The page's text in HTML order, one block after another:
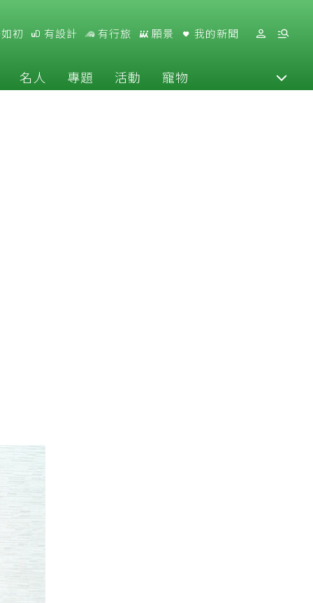
初 有設計 有行旅 願景 我的新聞
名人 專題 活動 寵物